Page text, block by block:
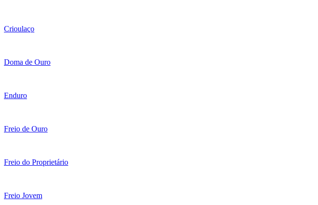
Crioulaço
Doma de Ouro
Enduro
Freio de Ouro
Freio do Proprietário
Freio Jovem